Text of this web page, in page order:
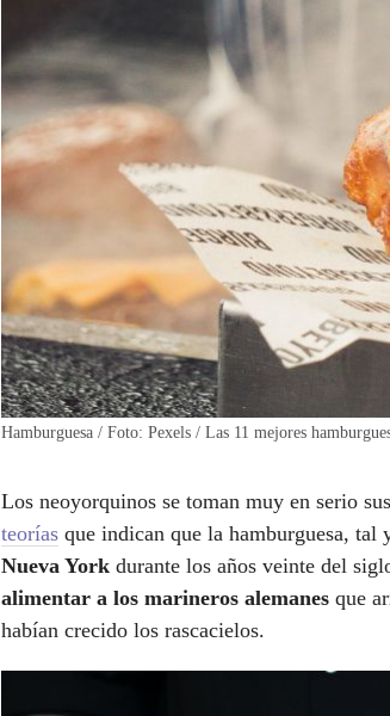
Hamburguesa / Foto: Pexels / Las 11 mejores
Los neoyorquinos se toman muy en serio sus
teorías que indican que la hamburguesa, tal
Nueva York durante los años veinte del
alimentar a los marineros alemanes que
habían crecido los rascacielos.